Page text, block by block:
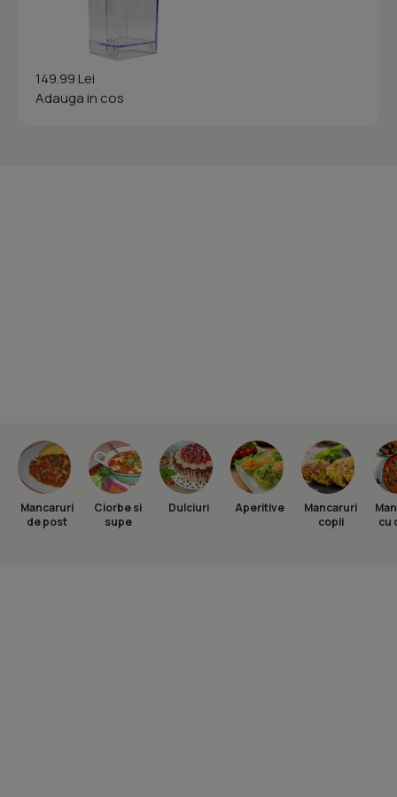
149.99 Lei
Adauga in cos
Mancaruri
de post
Ciorbe si
supe
Dulciuri Aperitive
Mancaruri
copii
cu